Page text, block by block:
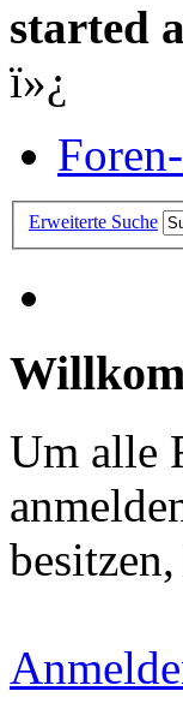
started
ï»¿
Erweiterte Suche
Um alle